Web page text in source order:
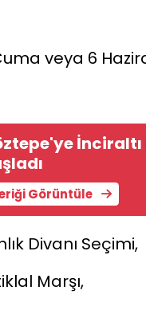
veya 6
Görüntüle
Divanı Seçimi,
Marşı,